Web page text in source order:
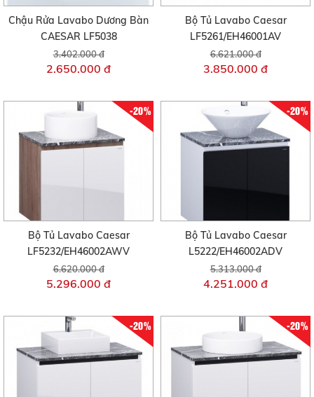
Chậu Rửa Lavabo Dương Bàn
CAESAR LF5038
3.402.000 đ
2.650.000 đ
Bộ Tủ Lavabo Caesar
LF5261/EH46001AV
6.621.000 đ
3.850.000 đ
-20%
Bộ Tủ Lavabo Caesar
LF5232/EH46002AWV
6.620.000 đ
5.296.000 đ
-20%
Bộ Tủ Lavabo Caesar
L5222/EH46002ADV
5.313.000 đ
4.251.000 đ
-20% -20%